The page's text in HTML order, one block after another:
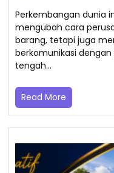
Perkembangan dunia
mengubah cara
barang, tetapi juga
berkomunikasi dengan
tengah…
Read More